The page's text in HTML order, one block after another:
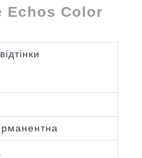
Echos Color